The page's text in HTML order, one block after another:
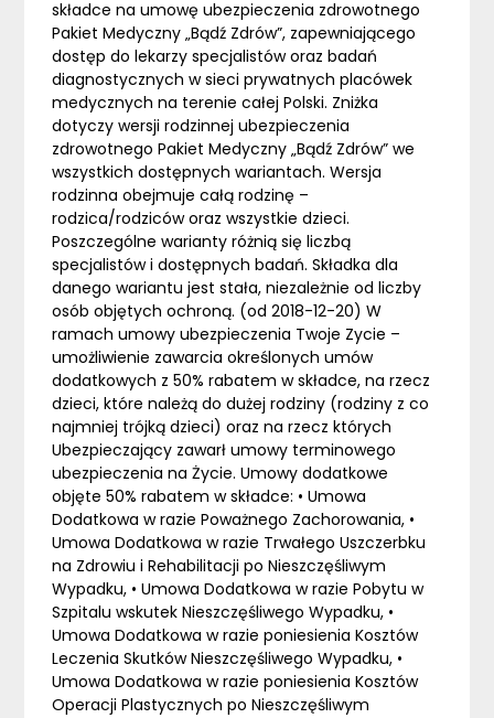
składce na umowę ubezpieczenia zdrowotnego
Pakiet Medyczny „Bądź Zdrów”, zapewniającego
dostęp do lekarzy specjalistów oraz badań
diagnostycznych w sieci prywatnych placówek
medycznych na terenie całej Polski. Zniżka
dotyczy wersji rodzinnej ubezpieczenia
zdrowotnego Pakiet Medyczny „Bądź Zdrów” we
wszystkich dostępnych wariantach. Wersja
rodzinna obejmuje całą rodzinę –
rodzica/rodziców oraz wszystkie dzieci.
Poszczególne warianty różnią się liczbą
specjalistów i dostępnych badań. Składka dla
danego wariantu jest stała, niezależnie od liczby
osób objętych ochroną. (od 2018-12-20) W
ramach umowy ubezpieczenia Twoje Zycie –
umożliwienie zawarcia określonych umów
dodatkowych z 50% rabatem w składce, na rzecz
dzieci, które należą do dużej rodziny (rodziny z co
najmniej trójką dzieci) oraz na rzecz których
Ubezpieczający zawarł umowy terminowego
ubezpieczenia na Życie. Umowy dodatkowe
objęte 50% rabatem w składce: • Umowa
Dodatkowa w razie Poważnego Zachorowania, •
Umowa Dodatkowa w razie Trwałego Uszczerbku
na Zdrowiu i Rehabilitacji po Nieszczęśliwym
Wypadku, • Umowa Dodatkowa w razie Pobytu w
Szpitalu wskutek Nieszczęśliwego Wypadku, •
Umowa Dodatkowa w razie poniesienia Kosztów
Leczenia Skutków Nieszczęśliwego Wypadku, •
Umowa Dodatkowa w razie poniesienia Kosztów
Operacji Plastycznych po Nieszczęśliwym